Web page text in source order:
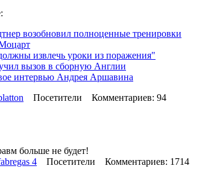
возобновил полноценные тренировки
извлечь уроки из поражения"
вызов в сборную Англии
интервью Андрея Аршавина
Посетители Комментариев: 94
больше не будет!
4 Посетители Комментариев: 1714